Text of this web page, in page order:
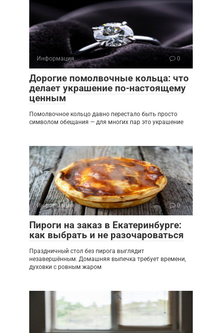
Информация 0
Дорогие помолвочные кольца: что
делает украшение по-настоящему
ценным
Помолвочное кольцо давно перестало быть просто
символом обещания — для многих пар это украшение
Информация 0
Пироги на заказ в Екатеринбурге:
как выбрать и не разочароваться
Праздничный стол без пирога выглядит
незавершённым. Домашняя выпечка требует времени,
духовки с ровным жаром